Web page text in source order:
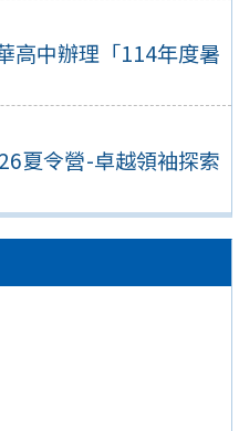
高中辦理「114年度暑
夏令營-卓越領袖探索